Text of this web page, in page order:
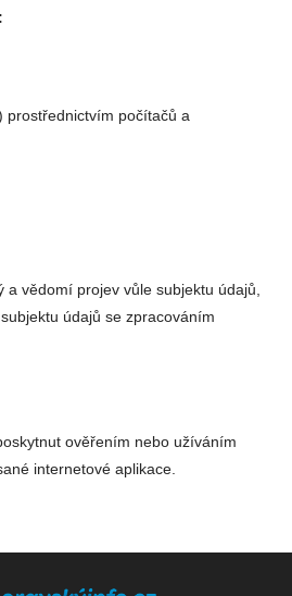
prostřednictvím počítačů a
a vědomí projev vůle subjektu údajů,
údajů se zpracováním
ověřením nebo užíváním
internetové aplikace.